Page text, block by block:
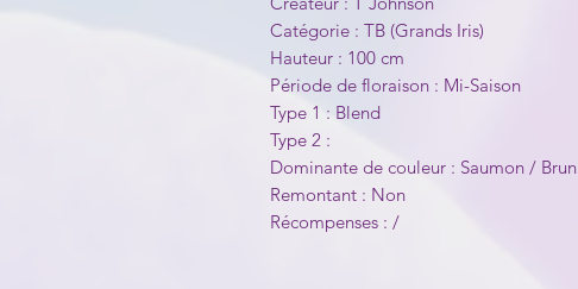
Catégorie : TB (Grands Iris)
Hauteur : 100 cm
Période de floraison : Mi-Saison
Type 1 : Blend
Type 2 :
Dominante de couleur : Saumon / Brun
Remontant : Non
Récompenses : /